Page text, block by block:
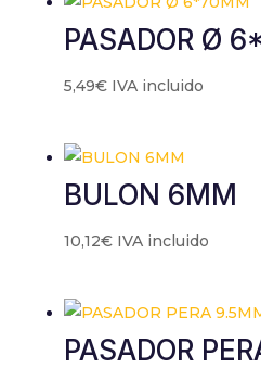
PASADOR Ø
5,49€ IVA incluido
BULON 6MM
10,12€ IVA incluido
PASADOR
ofertas
personalizados.